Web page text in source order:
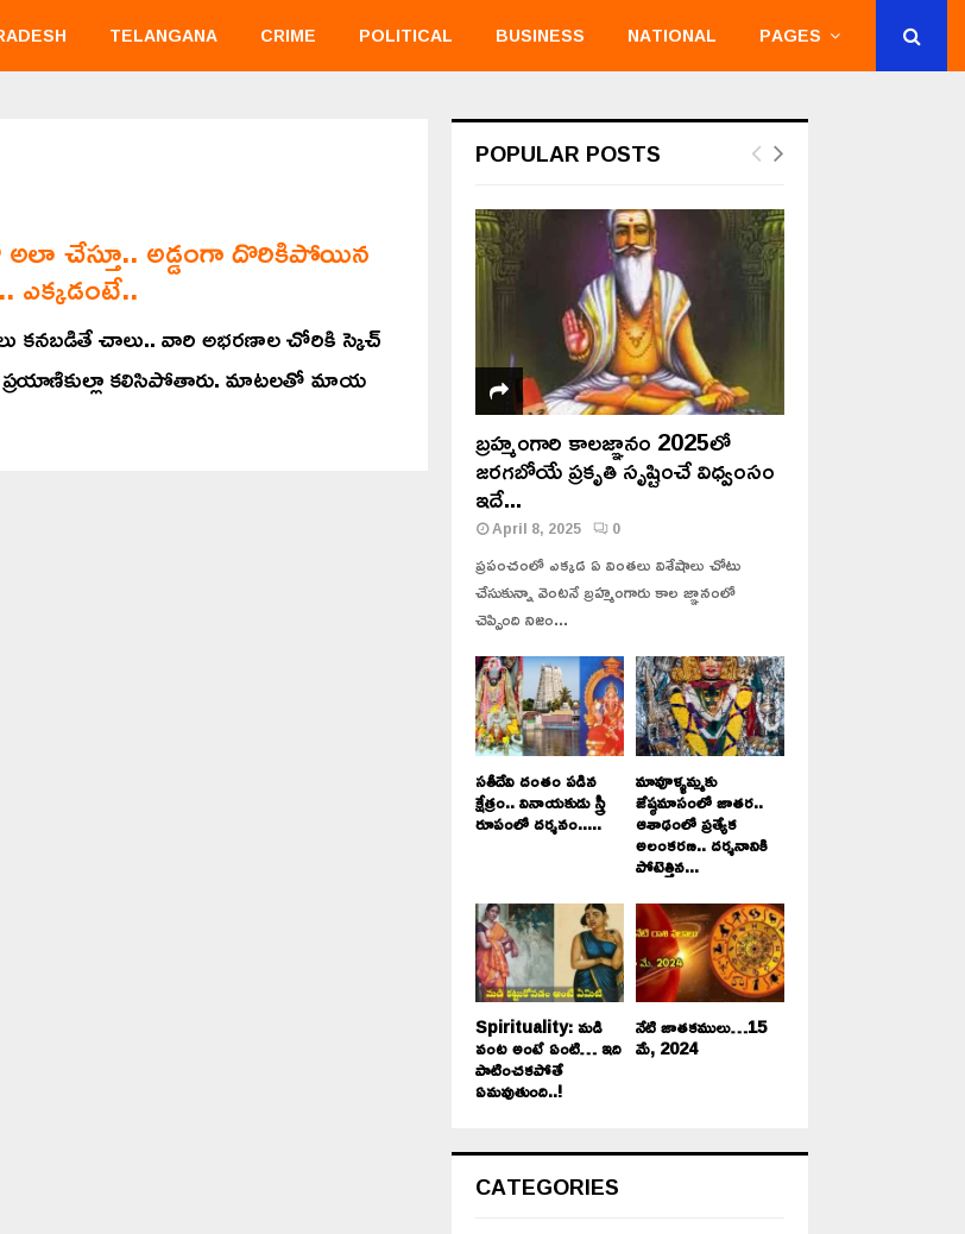
TELANGANA CRIME POLITICAL BUSINESS NATIONAL PAGES
చేస్తూ.. అడ్డంగా దొరికిపోయిన
ఎక్కడంటే..
కనబడితే చాలు.. వారి అభరణాల చోరికి స్కెచ్
ప్రయాణికుల్లా కలిసిపోతారు. మాటలతో మాయ
POPULAR POSTS
బ్రహ్మంగారి కాలజ్ఞానం 2025లో
జరగబోయే ప్రకృతి సృష్టించే విధ్వంసం
ఇదే...
April 8, 2025 0
ప్రపంచంలో ఎక్కడ ఏ వింతలు విశేషాలు చోటు
చేసుకున్నా వెంటనే బ్రహ్మంగారు కాల జ్ఞానంలో
చెప్పింది నిజం...
సతీదేవి దంతం పడిన
క్షేత్రం.. వినాయకుడు స్త్రీ
రూపంలో దర్శనం.....
మావూళ్ళమ్మకు
జేష్ఠమాసంలో జాతర..
ఆశాఢంలో ప్రత్యేక
అలంకరణ.. దర్శనానికి
పోటెత్తిన...
Spirituality: మడి
వంట అంటే ఏంటి… ఇది
పాటించకపోతే
ఏమవుతుంది..!
నేటి జాతకములు…15
మే, 2024
CATEGORIES